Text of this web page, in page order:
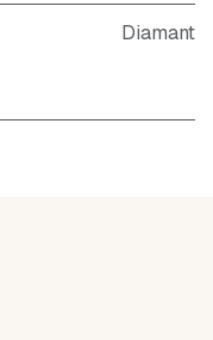
Diamant